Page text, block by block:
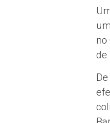
no
de